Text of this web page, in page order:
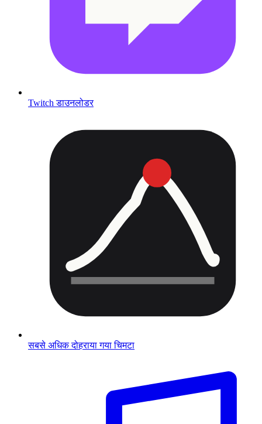
Twitch डाउनलोडर
सबसे अधिक दोहराया गया चिमटा